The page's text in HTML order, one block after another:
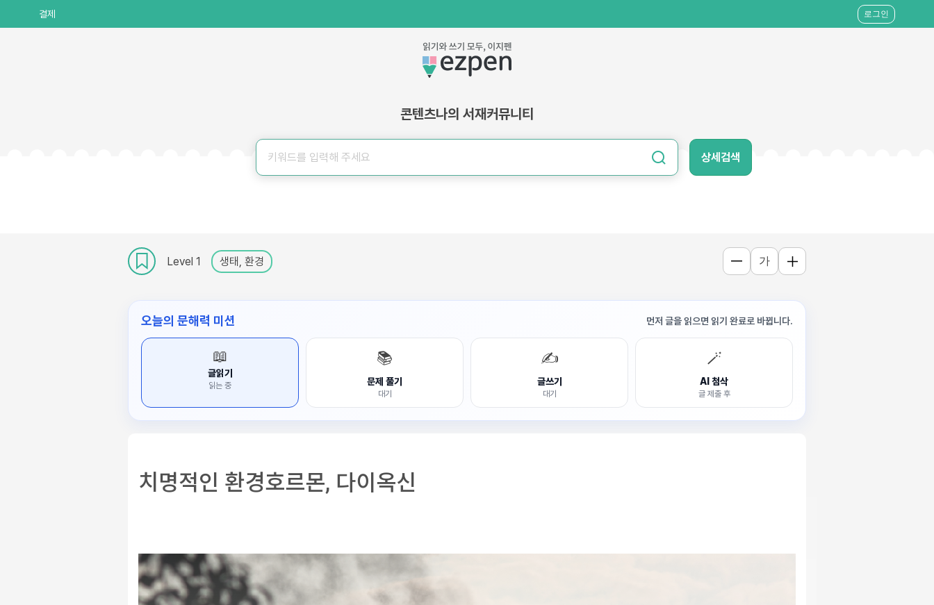
결제 로그인
콘텐츠나의 서재커뮤니티
상세검색
Level 1 생태, 환경 가
오늘의 문해력 미션 먼저 글을 읽으면 읽기 완료로 바뀝니다.
📖
글읽기
읽는 중
📚
문제 풀기
대기
✍️
글쓰기
대기
🪄
AI 첨삭
글 제출 후
치명적인 환경호르몬, 다이옥신